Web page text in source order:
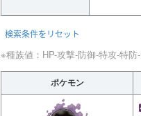
検索条件をリセット
※種族値：HP-攻撃-防御-特攻-特防-
ポケモン